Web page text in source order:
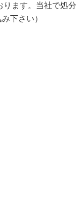
ります。当社で処分
下さい）